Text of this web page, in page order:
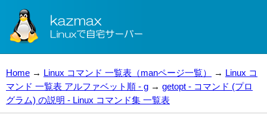
Home → Linux コマンド 一覧表（manページ一覧） → Linux コ
マンド 一覧表 アルファベット順 - g → getopt - コマンド (プロ
グラム) の説明 - Linux コマンド集 一覧表